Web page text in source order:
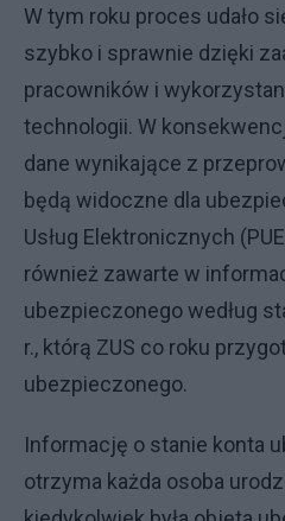
W tym roku proces udało
szybko i sprawnie dzięki
pracowników i
technologii. W
dane wynikające z
będą widoczne dla
Usług Elektronicznych
również zawarte w
ubezpieczonego według
r., którą ZUS co roku
ubezpieczonego.
Informację o stanie konta
otrzyma każda osoba